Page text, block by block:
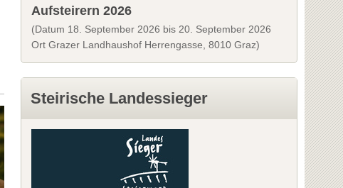
Aufsteirern 2026
(Datum 18. September 2026 bis 20. September 2026
Ort Grazer Landhaushof Herrengasse, 8010 Graz)
Steirische Landessieger